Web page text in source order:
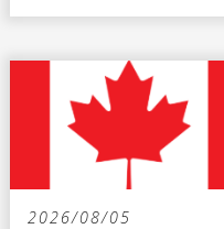
2026/08/05